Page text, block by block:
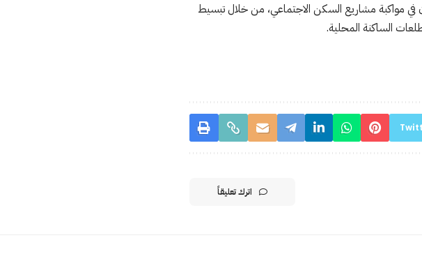
في مواكبة مشاريع السكن الاجتماعي، من خلال تبسيط
الساكنة المحلية.
اترك تعليقاً